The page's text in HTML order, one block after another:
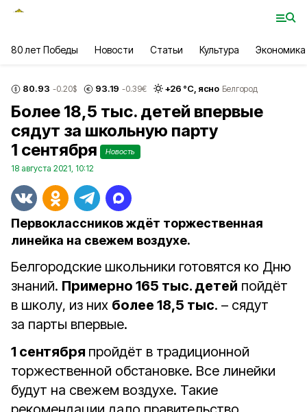
80 лет Победы Новости Статьи Культура Экономика
80.93 -0.20$ 93.19 -0.39€ +26 °С, ясно Белгород
Более 18,5 тыс. детей впервые
сядут за школьную парту
1 сентября
Новость
18 августа 2021, 10:12
Первоклассников ждёт торжественная
линейка на свежем воздухе.
Белгородские школьники готовятся ко Дню
знаний. Примерно 165 тыс. детей пойдёт
в школу, из них более 18,5 тыс. – сядут
за парты впервые.
1 сентября пройдёт в традиционной
торжественной обстановке. Все линейки
будут на свежем воздухе. Такие